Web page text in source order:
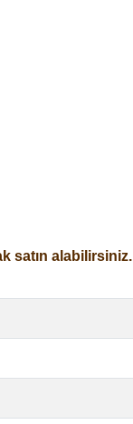
satın alabilirsiniz.